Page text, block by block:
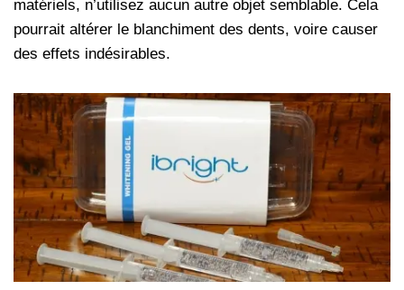
matériels, n’utilisez aucun autre objet semblable. Cela
pourrait altérer le blanchiment des dents, voire causer
des effets indésirables.